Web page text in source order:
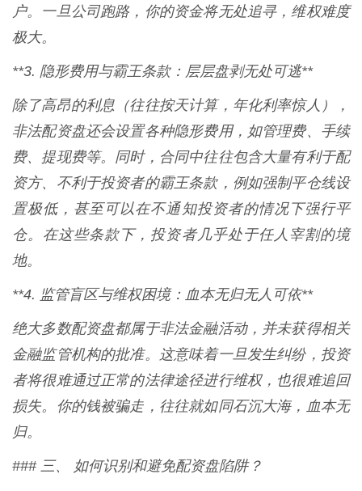
户。一旦公司跑路，你的资金将无处追寻，维权难度
极大。
**3. 隐形费用与霸王条款：层层盘剥无处可逃**
除了高昂的利息（往往按天计算，年化利率惊人），
非法配资盘还会设置各种隐形费用，如管理费、手续
费、提现费等。同时，合同中往往包含大量有利于配
资方、不利于投资者的霸王条款，例如强制平仓线设
置极低，甚至可以在不通知投资者的情况下强行平
仓。在这些条款下，投资者几乎处于任人宰割的境
地。
**4. 监管盲区与维权困境：血本无归无人可依**
绝大多数配资盘都属于非法金融活动，并未获得相关
金融监管机构的批准。这意味着一旦发生纠纷，投资
者将很难通过正常的法律途径进行维权，也很难追回
损失。你的钱被骗走，往往就如同石沉大海，血本无
归。
### 三、 如何识别和避免配资盘陷阱？